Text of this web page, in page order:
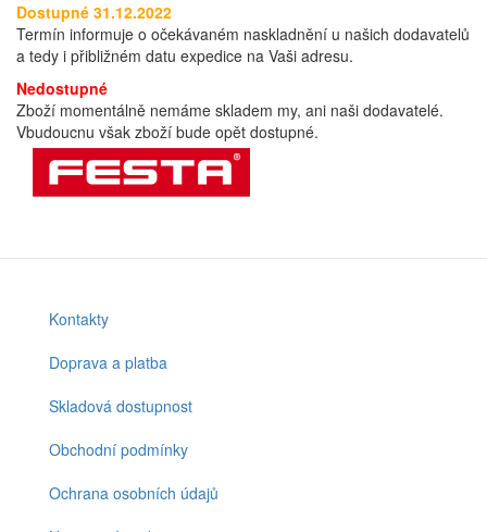
Dostupné 31.12.2022
Termín informuje o očekávaném naskladnění u našich dodavatelů
a tedy i přibližném datu expedice na Vaši adresu.
Nedostupné
Zboží momentálně nemáme skladem my, ani naši dodavatelé.
Vbudoucnu však zboží bude opět dostupné.
Footer
menu
Kontakty
Doprava a platba
Skladová dostupnost
Obchodní podmínky
Ochrana osobních údajů